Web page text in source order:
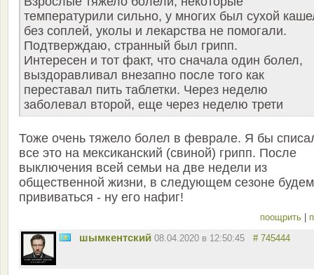
температурили сильно, у многих был сухой
без соплей, уколы и лекарства не помогали.
Подтверждаю, странный был грипп.
Интересен и тот факт, что сначала один болел,
выздоравливал внезапно после того как
переставал пить таблетки. Через неделю
заболевал второй, еще через неделю трети
Тоже очень тяжело болел в феврале. Я бы
все это на мексиканский (свиной) грипп. После
выключения всей семьи на две недели из
общественной жизни, в следующем сезоне будем
прививаться - ну его нафиг!
поощрить
шымкентский 08.04.2020 в 12:50:45 # 745444